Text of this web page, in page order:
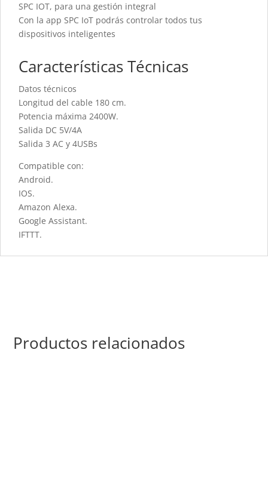
SPC IOT, para una gestión integral
Con la app SPC IoT podrás controlar todos tus
dispositivos inteligentes
Características Técnicas
Datos técnicos
Longitud del cable 180 cm.
Potencia máxima 2400W.
Salida DC 5V/4A
Salida 3 AC y 4USBs
Compatible con:
Android.
IOS.
Amazon Alexa.
Google Assistant.
IFTTT.
Productos relacionados